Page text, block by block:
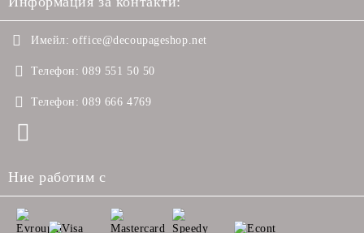
Имейл: office@decoupageshop.net
Телефон: 089 551 50 50
Телефон: 089 666 4769
Ние работим с